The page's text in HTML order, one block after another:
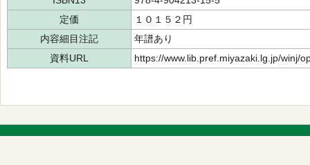
定価
１０１５２円
内容細目注記
年譜あり
資料URL
https://www.lib.pref.miyazaki.lg.jp/winj/